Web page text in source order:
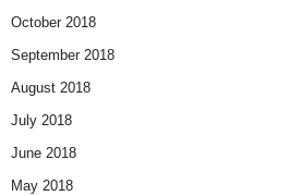
October 2018
September 2018
August 2018
July 2018
June 2018
May 2018